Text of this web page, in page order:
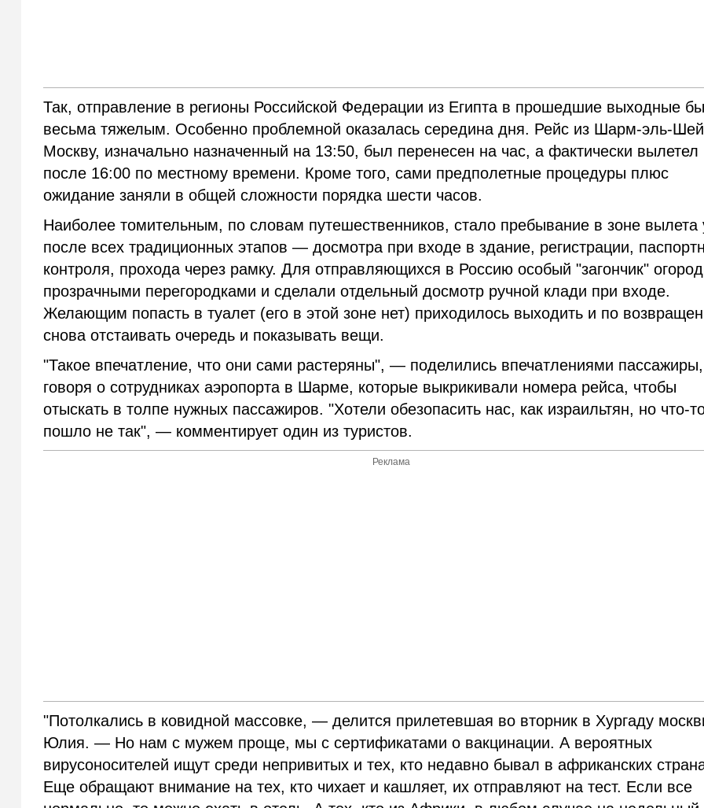
Так, отправление в регионы Российской Федерации из Египта в прошедшие выходные
весьма тяжелым. Особенно проблемной оказалась середина дня. Рейс из Шарм-эль-
Москву, изначально назначенный на 13:50, был перенесен на час, а фактически вылетел
после 16:00 по местному времени. Кроме того, сами предполетные процедуры плюс
ожидание заняли в общей сложности порядка шести часов.
Наиболее томительным, по словам путешественников, стало пребывание в зоне вылета
после всех традиционных этапов — досмотра при входе в здание, регистрации,
контроля, прохода через рамку. Для отправляющихся в Россию особый "загончик"
прозрачными перегородками и сделали отдельный досмотр ручной клади при входе.
Желающим попасть в туалет (его в этой зоне нет) приходилось выходить и по
снова отстаивать очередь и показывать вещи.
"Такое впечатление, что они сами растеряны", — поделились впечатлениями пассажиры,
говоря о сотрудниках аэропорта в Шарме, которые выкрикивали номера рейса, чтобы
отыскать в толпе нужных пассажиров. "Хотели обезопасить нас, как израильтян, но что-
пошло не так", — комментирует один из туристов.
Реклама
"Потолкались в ковидной массовке, — делится прилетевшая во вторник в Хургаду
Юлия. — Но нам с мужем проще, мы с сертификатами о вакцинации. А вероятных
вирусоносителей ищут среди непривитых и тех, кто недавно бывал в африканских
Еще обращают внимание на тех, кто чихает и кашляет, их отправляют на тест. Если все